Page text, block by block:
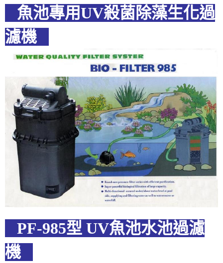
魚池專用UV殺菌除藻生化過
濾機
PF-985型 UV魚池水池過濾
機